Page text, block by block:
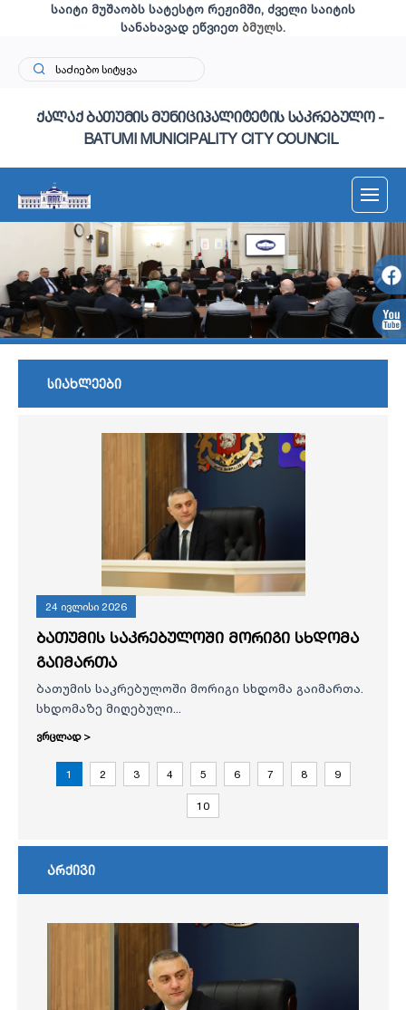
საიტი მუშაობს სატესტო რეჟიმში, ძველი საიტის
სანახავად ეწვიეთ ბმულს.
ქალაქ ბათუმის მუნიციპალიტეტის საკრებულო -
BATUMI MUNICIPALITY CITY COUNCIL
სიახლეები
24 ივლისი 2026
ბათუმის საკრებულოში მორიგი სხდომა
გაიმართა
ბათუმის საკრებულოში მორიგი სხდომა გაიმართა.
სხდომაზე მიღებული...
ვრცლად >
1 2 3 4 5 6 7 8 9
10
არქივი